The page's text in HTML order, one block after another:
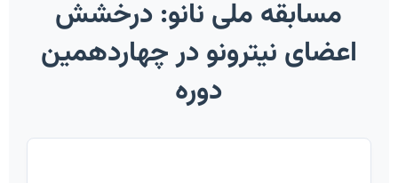
مسابقه ملی نانو: درخشش
اعضای نیترونو در چهاردهمین
دوره